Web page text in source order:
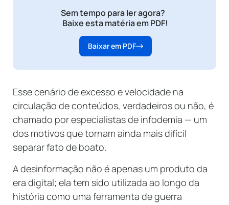
Sem tempo para ler agora?
Baixe esta matéria em PDF!
Baixar em PDF
Esse cenário de excesso e velocidade na
circulação de conteúdos, verdadeiros ou não, é
chamado por especialistas de infodemia — um
dos motivos que tornam ainda mais difícil
separar fato de boato.
A desinformação não é apenas um produto da
era digital; ela tem sido utilizada ao longo da
história como uma ferramenta de guerra